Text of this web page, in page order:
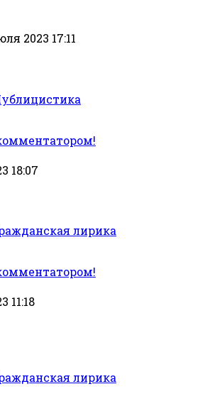
2023 17:11
18:07
лирика
11:18
лирика